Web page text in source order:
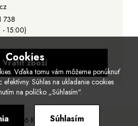
738
15:00)
Vrátit zboží
© 2026 Kara.
Cookies
Vďaka tomu vám môžeme ponúknuť
efektívny. Súhlas na ukladanie cookies
na políčko „Súhlasím".
Súhlasím